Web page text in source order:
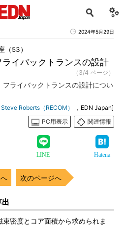
2024年5月29日
イバックトランスの設計
（53）
（3/4 ページ）
ライバックトランスの設計につい
Steve Roberts（RECOM）
，EDN Japan]
PC用表示
関連情報
LINE Hatena
次のページへ
密度とコア面積から求められま